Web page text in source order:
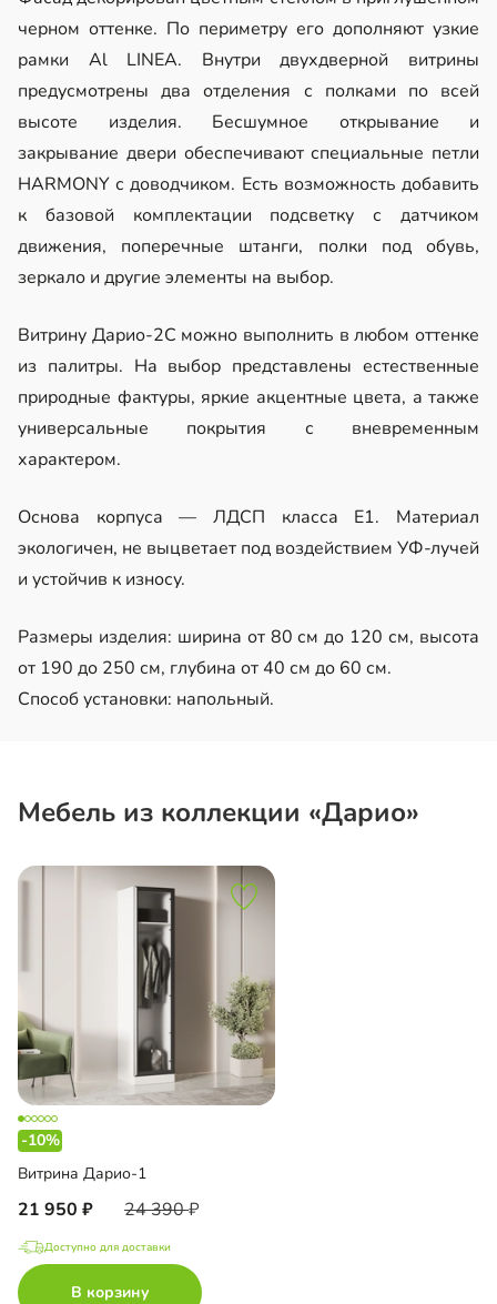
черном оттенке. По периметру его дополняют узкие
рамки Al LINEA. Внутри двухдверной витрины
предусмотрены два отделения с полками по всей
высоте изделия. Бесшумное открывание и
закрывание двери обеспечивают специальные петли
HARMONY с доводчиком. Есть возможность добавить
к базовой комплектации подсветку с датчиком
движения, поперечные штанги, полки под обувь,
зеркало и другие элементы на выбор.
Витрину Дарио-2С можно выполнить в любом оттенке
из палитры. На выбор представлены естественные
природные фактуры, яркие акцентные цвета, а также
универсальные покрытия с вневременным
характером.
Основа корпуса — ЛДСП класса Е1. Материал
экологичен, не выцветает под воздействием УФ-лучей
и устойчив к износу.
Размеры изделия: ширина от 80 см до 120 см, высота
от 190 до 250 см, глубина от 40 см до 60 см.
Способ установки: напольный.
Мебель из коллекции «Дарио»
-10%
Витрина Дарио-1
21 950 24 390
Доступно для доставки
В корзину